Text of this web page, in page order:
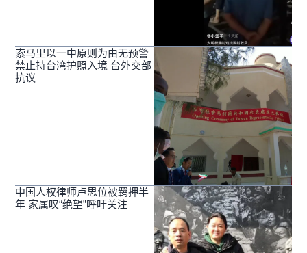
索马里以一中原则为由无预警
禁止持台湾护照入境 台外交部
抗议
中国人权律师卢思位被羁押半
年 家属叹“绝望”呼吁关注